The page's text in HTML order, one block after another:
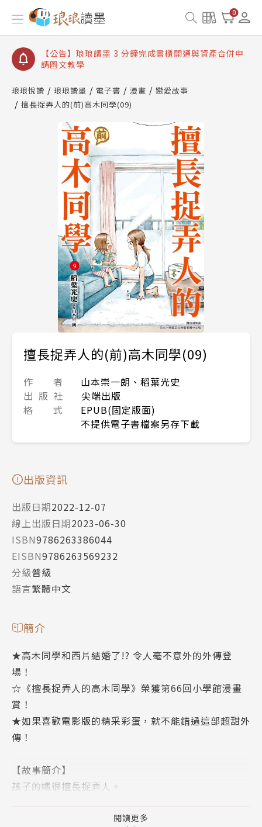
0
【公告】琅琅讀墨書櫃開通常見問題
【公告】琅琅讀墨 3 分鐘完成書櫃開通與資產合併申
【公告】琅琅書店服務升級重要說明及資產合併結果
查詢
琅琅悅讀 琅琅讀墨 電子書 漫畫
戀愛故事
擅長捉弄人的(前)高木同學(09)
擅長捉弄人的(前)高木同學(09)
作 者
山本崇一朗、稻葉光史
出 版 社
尖端出版
格 式
EPUB(固定版面)
不提供電子書檔案另存下載
出版資訊
出版日期2022-12-07
線上出版日期2023-06-30
ISBN9786263386044
EISBN9786263569232
分級普級
語言繁體中文
簡介
★高木同學和西片結婚了!? 令人毫不意外的外傳登
場！
☆《擅長捉弄人的高木同學》榮獲第66回小學館漫畫
賞！
★如果喜歡電影版的精采彩蛋，就不能錯過這部超甜外
傳！
【故事簡介】
孩子的媽很擅長捉弄人。
超人氣愛情喜劇《擅長捉弄人的高木同學》裡的高木同
閱讀更多